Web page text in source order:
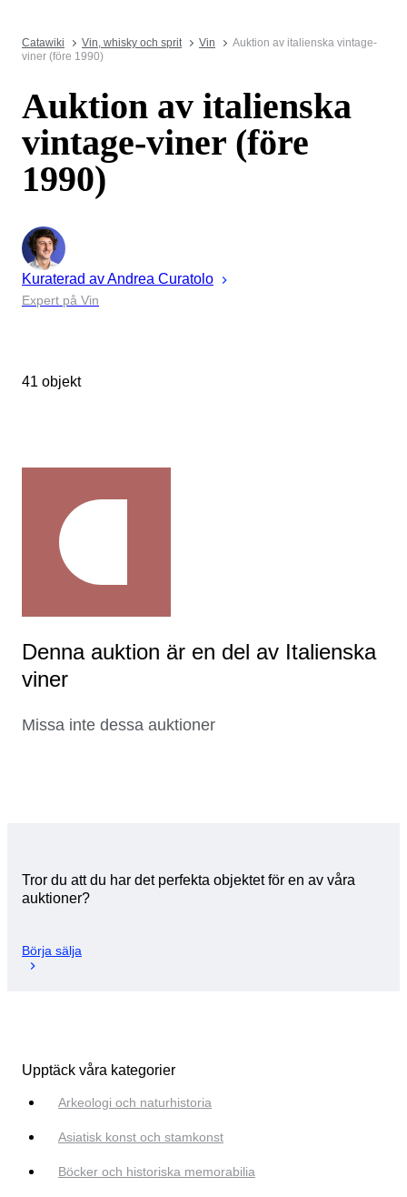
Catawiki Vin, whisky och sprit Vin
Auktion av italienska vintage-
viner (före 1990)
Auktion av italienska
vintage-viner (före
1990)
Kuraterad avAndrea Curatolo
Expert på Vin
41 objekt
Denna auktion är en del av Italienska
viner
Missa inte dessa auktioner
Tror du att du har det perfekta objektet för en av våra
auktioner?
Börja sälja
Upptäck våra kategorier
Arkeologi och naturhistoria
Asiatisk konst och stamkonst
Böcker och historiska memorabilia